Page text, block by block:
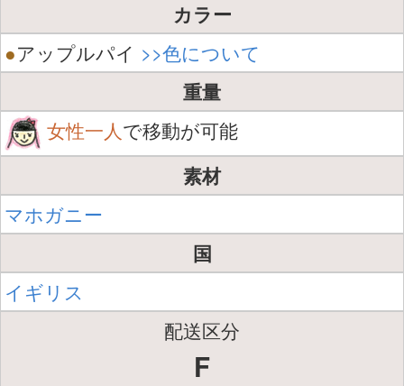
カラー
●アップルパイ >>色について
重量
女性一人で移動が可能
素材
マホガニー
国
イギリス
配送区分
F